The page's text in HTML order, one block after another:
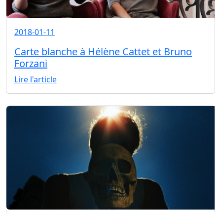
2018-01-11
Carte blanche à Hélène Cattet et Bruno
Forzani
Lire l'article